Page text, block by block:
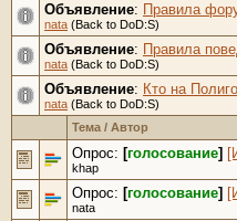
Объявление: Правила
nata (Back to DoD:S)
Объявление: Правила
nata (Back to DoD:S)
Объявление: Кто на
nata (Back to DoD:S)
Тема / Автор
Опрос: [голосование]
khap
Опрос: [голосование]
nata